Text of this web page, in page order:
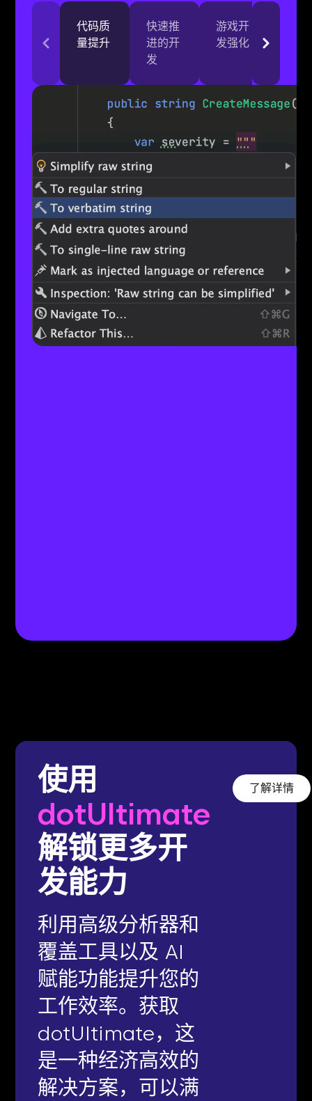
代码质
量提升
快速推
进的开
发
游戏开
发强化
使用
dotUltimate
解锁更多开
发能力
利用高级分析器和
覆盖工具以及 AI
赋能功能提升您的
工作效率。获取
dotUltimate，这
是一种经济高效的
解决方案，可以满
了解详情